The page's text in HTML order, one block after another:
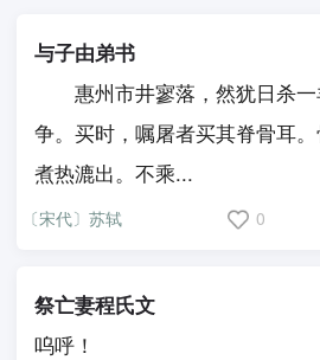
与子由弟书
惠州市井寥落，然犹日杀一
争。买时，嘱屠者买其脊骨耳
煮热漉出。不乘...
〔宋代〕苏轼 0
祭亡妻程氏文
呜呼！